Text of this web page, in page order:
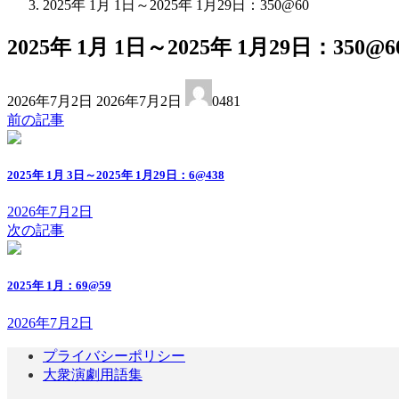
2025年 1月 1日～2025年 1月29日：350@60
2025年 1月 1日～2025年 1月29日：
2026年7月2日 終
時
2026年7月2日
0481
前の記事
2025年 1月 3日～2025年 1月29日：6@438
2026年7月2日
次の記事
2025年 1月：69@59
2026年7月2日
プライバシーポリシー
大衆演劇用語集